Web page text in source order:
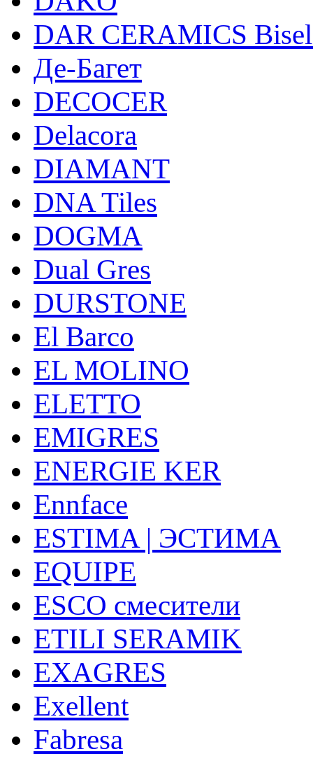
DAR CERAMICS
Де-Багет
DECOCER
Delacora
DIAMANT
DNA Tiles
DOGMA
Dual Gres
DURSTONE
El Barco
EL MOLINO
ELETTO
EMIGRES
ENERGIE KER
Ennface
ESTIMA | ЭСТИМА
EQUIPE
ESCO смесители
ETILI SERAMIK
EXAGRES
Exellent
Fabresa